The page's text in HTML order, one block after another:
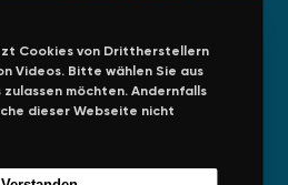
(SPAEFV)
Cookies von Drittherstellern
Videos. Bitte wählen Sie aus
möchten. Andernfalls
dieser Webseite nicht